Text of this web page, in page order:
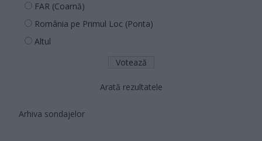
FAR (Coarnă)
România pe Primul Loc (Ponta)
Altul
Arată rezultatele
Arhiva sondajelor